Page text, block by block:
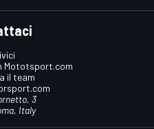
Mototsport.com
il team
3
Italy